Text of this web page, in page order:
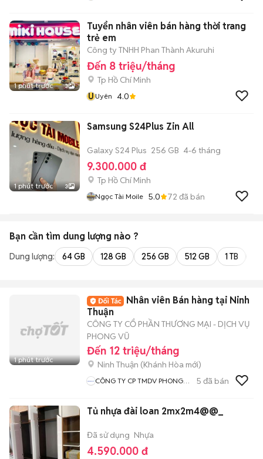
1 phút trước 3
Tuyển nhân viên bán hàng thời trang
trẻ em
Công ty TNHH Phan Thành Akuruhi
Đến 8 triệu/tháng
Tp Hồ Chí Minh
UUyên 4.0
1 phút trước 3
Samsung S24Plus Zin All
Galaxy S24 Plus 256 GB 4-6 tháng
9.300.000 đ
Tp Hồ Chí Minh
Ngọc Tài Moile 5.0 72 đã bán
Bạn cần tìm dung lượng nào ?
Dung lượng: 64 GB 128 GB 256 GB 512 GB 1 TB
1 phút trước
Nhân viên Bán hàng tại Ninh
Thuận
CÔNG TY CỔ PHẦN THƯƠNG MẠI - DỊCH VỤ
PHONG VŨ
Đến 12 triệu/tháng
Ninh Thuận (Khánh Hòa mới)
CÔNG TY CP TMDV PHONG
5 đã bán
Tủ nhựa đài loan 2mx2m4@@_
Đã sử dụng Nhựa
4.590.000 đ